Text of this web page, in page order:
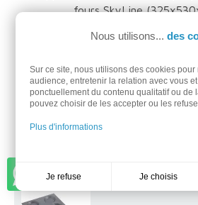
fours SkyLine
438,00 €
Ajouter au
Nous utilisons... des
Sur ce site, nous utilisons des cookies pour
audience, entretenir la relation avec vous
ponctuellement du contenu qualitatif ou de
pouvez choisir de les accepter ou les
Plus d'informations
Je refuse Je choisis
Discuter sur WhatsApp